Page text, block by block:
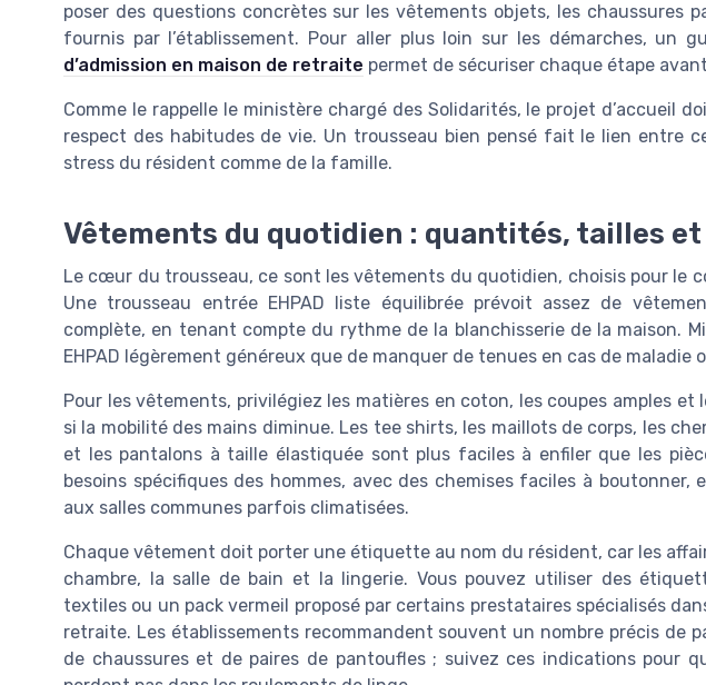
poser des questions concrètes sur les vêtements objets, les chaussures
fournis par l’établissement. Pour aller plus loin sur les démarches, un
d’admission en maison de retraite permet de sécuriser chaque étape
Comme le rappelle le ministère chargé des Solidarités, le projet d’accueil
respect des habitudes de vie. Un trousseau bien pensé fait le lien entre
stress du résident comme de la famille.
Vêtements du quotidien : quantités, tailles
Le cœur du trousseau, ce sont les vêtements du quotidien, choisis pour le
Une trousseau entrée EHPAD liste équilibrée prévoit assez de
complète, en tenant compte du rythme de la blanchisserie de la maison.
EHPAD légèrement généreux que de manquer de tenues en cas de maladie
Pour les vêtements, privilégiez les matières en coton, les coupes amples
si la mobilité des mains diminue. Les tee shirts, les maillots de corps, les
et les pantalons à taille élastiquée sont plus faciles à enfiler que les
besoins spécifiques des hommes, avec des chemises faciles à boutonner,
aux salles communes parfois climatisées.
Chaque vêtement doit porter une étiquette au nom du résident, car les
chambre, la salle de bain et la lingerie. Vous pouvez utiliser des
textiles ou un pack vermeil proposé par certains prestataires spécialisés
retraite. Les établissements recommandent souvent un nombre précis de
de chaussures et de paires de pantoufles ; suivez ces indications pour